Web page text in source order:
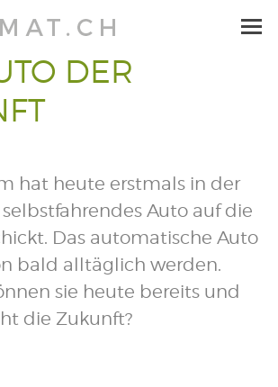
DER
hat heute erstmals in der
Auto auf die
Das automatische Auto
bald alltäglich werden.
sie heute bereits und
die Zukunft?